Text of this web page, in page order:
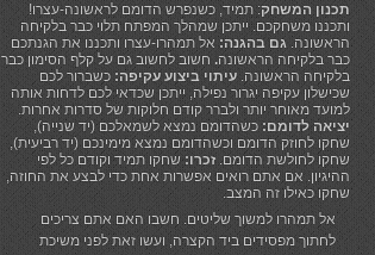
תכנון המשחק: תמיד, כשנפרש הדומם לראשונה-עצרו!
ותכננו משחקכם. ייתכן שמהלך המפתח תלוי כבר בלקיחה
הראשונה. גם בהגנה: אל תמהרו-עצרו ותכננו את הגנתכם
כבר בלקיחה הראשונה. חשוב לחשוב גם על קלף הסימון כבר
בלקיחה הראשונה. עיתוי ביצוע עקיפה: כשברור לכם
שכישלון עקיפה יגרור נפילה, ייתכן שכדאי לכם לדחות אותה
למועד מאוחר יותר ולברר קודם חלוקות של סדרות אחרות.
יציאה לדומם: כשהדומם נמצא לשמאלכם (יד שנייה),
שחקו לחוזק הדומם וכשהדומם נמצא מימינכם (יד רביעית),
שחקו לחולשת הדומם.זכרו:שחקו תמיד וקודם כל לפי
ההיגיון. אם אתם רואים אפשרות אחת כדי לבצע את החוזה,
שחקו כאילו זה המצב.
אל תמהרו למשוך שליטים. חשבו האם אתם צריכים
לחתוך מפסידים ביד הקצרה, ועשו זאת לפני משיכת